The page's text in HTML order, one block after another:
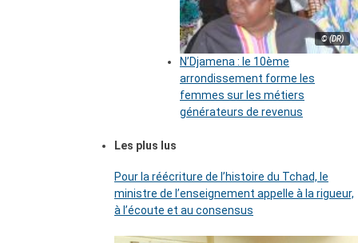
© (DR)
N’Djamena : le 10ème
arrondissement forme les
femmes sur les métiers
générateurs de revenus
Les plus lus
Pour la réécriture de l’histoire du Tchad, le
ministre de l’enseignement appelle à la rigueur,
à l’écoute et au consensus